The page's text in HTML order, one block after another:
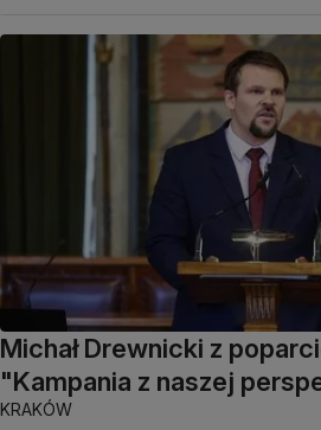
Michał Drewnicki z
"Kampania z naszej
KRAKÓW